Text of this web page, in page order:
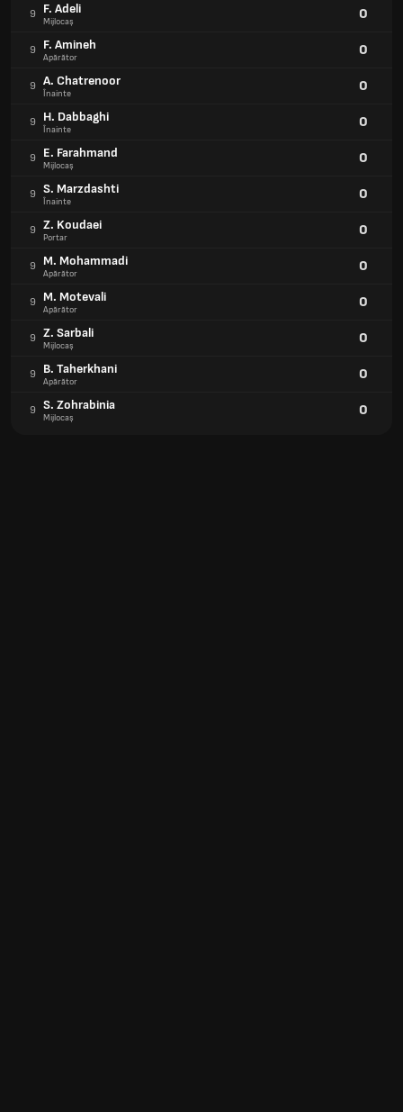
9 F. Adeli
Mijlocaș 0
9 F. Amineh
Apărător 0
9 A. Chatrenoor
Înainte 0
9 H. Dabbaghi
Înainte 0
9 E. Farahmand
Mijlocaș 0
9 S. Marzdashti
Înainte 0
9 Z. Koudaei
Portar 0
9 M. Mohammadi
Apărător 0
9 M. Motevali
Apărător 0
9 Z. Sarbali
Mijlocaș 0
9 B. Taherkhani
Apărător 0
9 S. Zohrabinia
Mijlocaș 0